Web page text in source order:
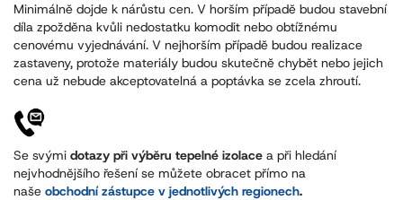
Minimálně dojde k nárůstu cen. V horším případě budou stavební
díla zpožděna kvůli nedostatku komodit nebo obtížnému
cenovému vyjednávání. V nejhorším případě budou realizace
zastaveny, protože materiály budou skutečně chybět nebo jejich
cena už nebude akceptovatelná a poptávka se zcela zhroutí.
Se svými dotazy při výběru tepelné izolace a při hledání
nejvhodnějšího řešení se můžete obracet přímo na
naše obchodní zástupce v jednotlivých regionech.